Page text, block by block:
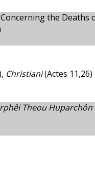
the Deaths
Christiani(Actes 11,26)
Theou Huparchôn